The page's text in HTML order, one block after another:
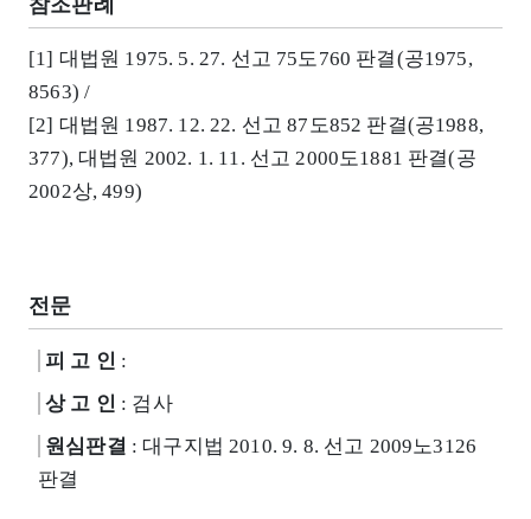
[1] 대법원 1975. 5. 27. 선고 75도760 판결(공1975,
8563) /
[2] 대법원 1987. 12. 22. 선고 87도852 판결(공1988,
377), 대법원 2002. 1. 11. 선고 2000도1881 판결(공
2002상, 499)
전문
피 고 인 :
상 고 인 : 검사
원심판결 : 대구지법 2010. 9. 8. 선고 2009노3126
판결